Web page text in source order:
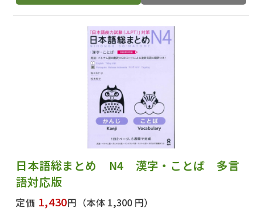
日本語総まとめ N4 漢字・ことば 多言
語対応版
定価 1,430円 （本体 1,300 円）